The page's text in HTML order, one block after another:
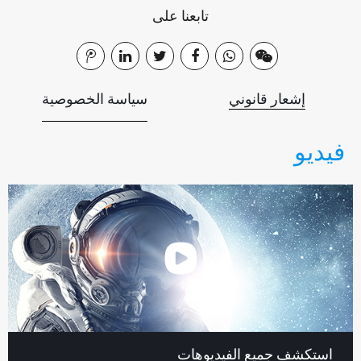
تابعنا على
إشعار قانوني سياسة الخصوصية
فيديو
استكشف جميع الفيديوهات